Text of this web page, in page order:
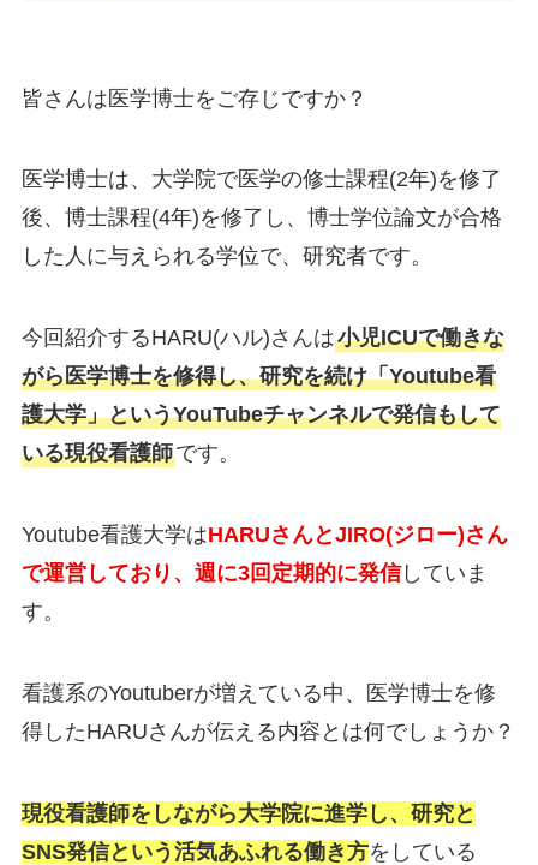
皆さんは医学博士をご存じですか？
医学博士は、大学院で医学の修士課程(2年)を修了
後、博士課程(4年)を修了し、博士学位論文が合格
した人に与えられる学位で、研究者です。
今回紹介するHARU(ハル)さんは小児ICUで働きな
がら医学博士を修得し、研究を続け「Youtube看
護大学」というYouTubeチャンネルで発信もして
いる現役看護師です。
Youtube看護大学はHARUさんとJIRO(ジロー)さん
で運営しており、週に3回定期的に発信していま
す。
看護系のYoutuberが増えている中、医学博士を修
得したHARUさんが伝える内容とは何でしょうか？
現役看護師をしながら大学院に進学し、研究と
SNS発信という活気あふれる働き方をしている